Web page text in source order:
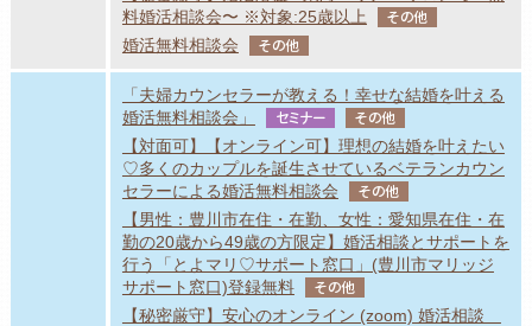
料婚活相談会〜 ※対象:25歳以上
その他
婚活無料相談会 その他
「夫婦カウンセラーが教える！幸せな結婚を叶える
婚活無料相談会」
セミナー その他
【対面可】【オンライン可】理想の結婚を叶えたい
♡多くのカップルを誕生させているベテランカウン
セラーによる婚活無料相談会
その他
【男性：豊川市在住・在勤、女性：愛知県在住・在
勤の20歳から49歳の方限定】婚活相談とサポートを
行う「とよマリ♡サポート窓口」(豊川市マリッジ
サポート窓口)登録無料
その他
【秘密厳守】安心のオンライン (zoom) 婚活相談